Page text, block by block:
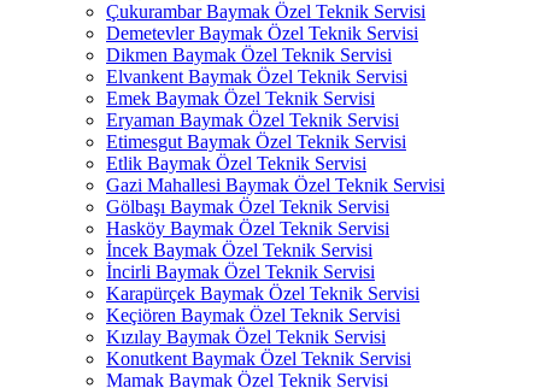
Çukurambar Baymak Özel Teknik Servisi
Demetevler Baymak Özel Teknik Servisi
Dikmen Baymak Özel Teknik Servisi
Elvankent Baymak Özel Teknik Servisi
Emek Baymak Özel Teknik Servisi
Eryaman Baymak Özel Teknik Servisi
Etimesgut Baymak Özel Teknik Servisi
Etlik Baymak Özel Teknik Servisi
Gazi Mahallesi Baymak Özel Teknik Servisi
Gölbaşı Baymak Özel Teknik Servisi
Hasköy Baymak Özel Teknik Servisi
İncek Baymak Özel Teknik Servisi
İncirli Baymak Özel Teknik Servisi
Karapürçek Baymak Özel Teknik Servisi
Keçiören Baymak Özel Teknik Servisi
Kızılay Baymak Özel Teknik Servisi
Konutkent Baymak Özel Teknik Servisi
Mamak Baymak Özel Teknik Servisi